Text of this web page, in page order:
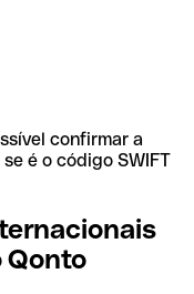
confirmar a
é o código SWIFT
Qonto